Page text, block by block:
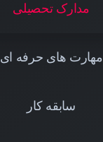
مدارک تحصیلی
مهارت های حرفه ای
سابقه کار